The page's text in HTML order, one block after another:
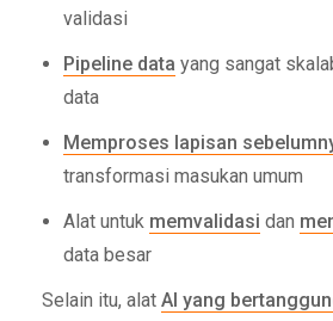
validasi
Pipeline data yang sangat
data
Memproses lapisan
transformasi masukan umum
Alat untuk memvalidasi dan
data besar
Selain itu, alat AI yang